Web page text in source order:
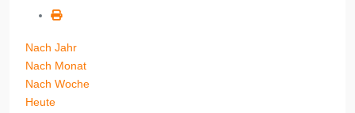
Nach Jahr
Nach Monat
Nach Woche
Heute